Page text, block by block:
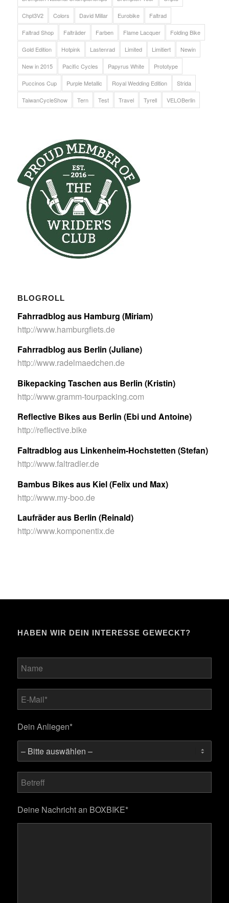
Chpt3V2 Colors David Millar Eurobike Faltrad
Faltrad Shop Falträder Farben Flame Lacquer Folding Bike
Gold Edition Hotpink Lastenrad Limited Limitiert Newin
New in 2015 Pacific Cycles Papyrus White Prototype
Puccinos Cup Purple Metallic Royal Wedding Edition Strida
TaiwanCycleShow Tern Test Travel Tyrell VELOBerlin
BLOGROLL
Fahrradblog aus Hamburg (Miriam)
http://www.hamburgfiets.de
Fahrradblog aus Berlin (Juliane)
http://www.radelmaedchen.de
Bikepacking Taschen aus Berlin (Kristin)
http://www.gramm-tourpacking.com
Reflective Bikes aus Berlin (Ebi und Antoine)
http://reflective.bike
Faltradblog aus Linkenheim-Hochstetten (Stefan)
http://www.faltradler.de
Bambus Bikes aus Kiel (Felix und Max)
http://www.my-boo.de
Laufräder aus Berlin (Reinald)
http://www.komponentix.de
HABEN WIR DEIN INTERESSE GEWECKT?
Dein Anliegen*
Bitte lasse dieses Feld leer.
Deine Nachricht an BOXBIKE*